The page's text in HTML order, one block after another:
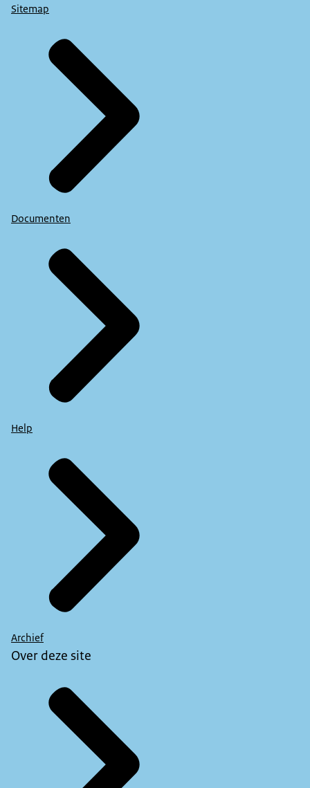
Sitemap
Documenten
Help
Archief
Over deze site